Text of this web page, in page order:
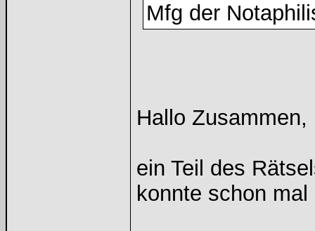
Mfg der
Hallo Zusammen,
ein Teil des
konnte schon